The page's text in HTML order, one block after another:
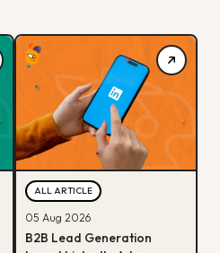
ALL ARTICLE
05 Aug 2026
B2B Lead Generation